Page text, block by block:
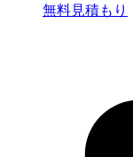
無料見積もり